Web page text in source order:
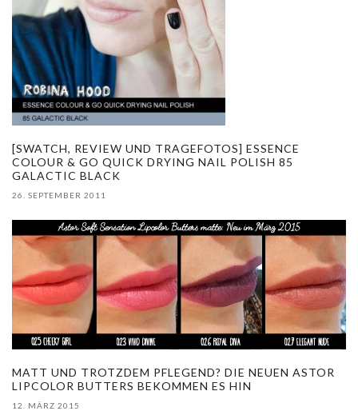
[SWATCH, REVIEW UND TRAGEFOTOS] ESSENCE
COLOUR & GO QUICK DRYING NAIL POLISH 85
GALACTIC BLACK
26. SEPTEMBER 2011
MATT UND TROTZDEM PFLEGEND? DIE NEUEN ASTOR
LIPCOLOR BUTTERS BEKOMMEN ES HIN
12. MÄRZ 2015